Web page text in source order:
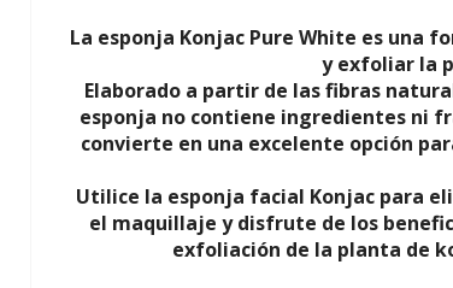
La esponja Konjac Pure White es una
y exfoliar la
Elaborado a partir de las fibras
esponja no contiene ingredientes ni
convierte en una excelente opción
Utilice la esponja facial Konjac para
el maquillaje y disfrute de los
exfoliación de la planta de